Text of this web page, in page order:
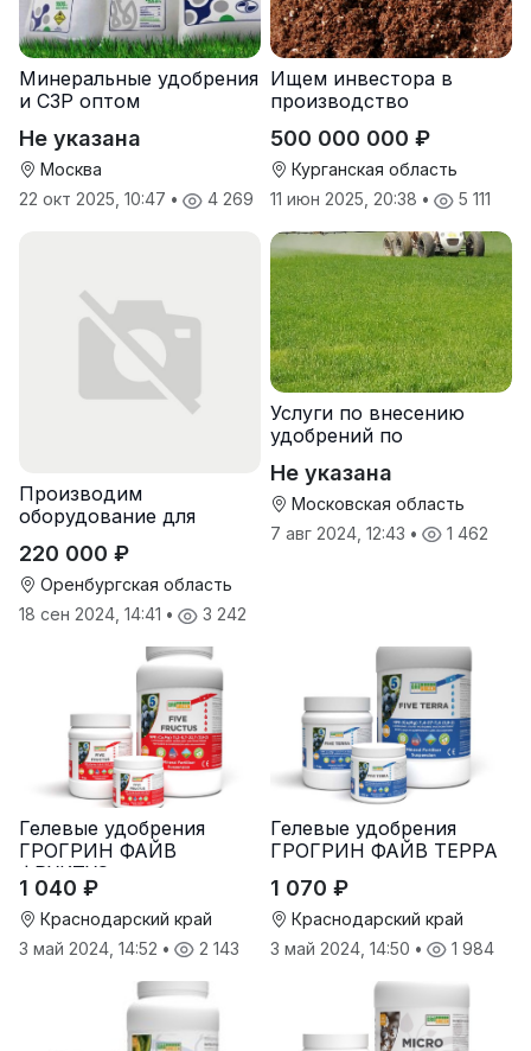
Минеральные удобрения
и СЗР оптом
Не указана
Москва
22 окт 2025, 10:47 • 4 269
Ищем инвестора в
производство
почвоулучшителей
500 000 000 ₽
Курганская область
11 июн 2025, 20:38 • 5 111
Производим
оборудование для
220 000 ₽
Оренбургская область
18 сен 2024, 14:41 • 3 242
Услуги по внесению
удобрений по
грунту, услуги по
опрыскиванию полей,
услуги пневмо
Не указана
Московская область
7 авг 2024, 12:43 • 1 462
Гелевые удобрения
ГРОГРИН ФАЙВ
ФРУКТУС
1 040 ₽
Краснодарский край
3 май 2024, 14:52 • 2 143
Гелевые удобрения
ГРОГРИН ФАЙВ ТЕРРА
1 070 ₽
Краснодарский край
3 май 2024, 14:50 • 1 984